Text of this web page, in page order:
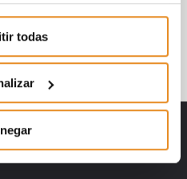
todas
suponen un nuevo